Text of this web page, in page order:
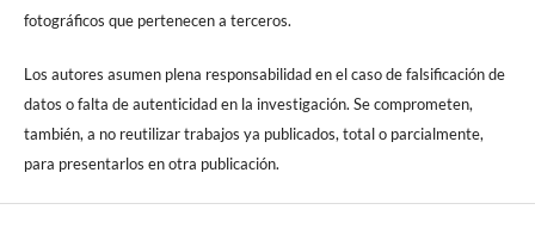
fotográficos que pertenecen a terceros.
Los autores asumen plena responsabilidad en el caso de falsificación de
datos o falta de autenticidad en la investigación. Se comprometen,
también, a no reutilizar trabajos ya publicados, total o parcialmente,
para presentarlos en otra publicación.